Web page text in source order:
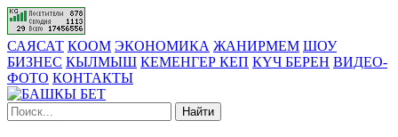
САЯСАТ КООМ ЭКОНОМИКА ЖАНИРМЕМ ШОУ
БИЗНЕС КЫЛМЫШ КЕМЕНГЕР КЕП КҮЧ БЕРЕН ВИДЕО-
ФОТО КОНТАКТЫ
Найти